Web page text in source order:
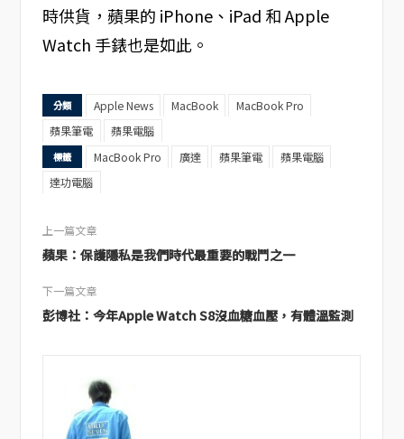
時供貨，蘋果的 iPhone、iPad 和 Apple
Watch 手錶也是如此。
分類 Apple News MacBook
MacBook Pro
蘋果筆電
蘋果電腦
標籤 MacBook Pro 廣達 蘋果筆電
蘋果電腦
達功電腦
上一篇文章
蘋果：保護隱私是我們時代最重要的戰鬥之一
下一篇文章
彭博社：今年Apple Watch S8沒血糖血壓，有體溫監測